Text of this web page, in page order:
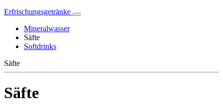
Erfrischungsgetränke
Mineralwasser
Säfte
Softdrinks
Säfte
Säfte